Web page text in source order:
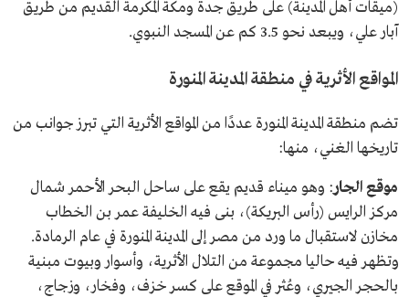
(ميقات أهل المدينة) على طريق جدة ومكة المكرمة القديم من طريق
آبار علي، ويبعد نحو 3.5 كم عن المسجد النبوي.
المواقع الأثرية في منطقة المدينة المنورة
تضم منطقة المدينة المنورة عددًا من المواقع الأثرية التي تبرز جوانب من
تاريخها الغني، منها:
موقع الجار: وهو ميناء قديم يقع على ساحل البحر الأحمر شمال
مركز الرايس (رأس البريكة)، بنى فيه الخليفة عمر بن الخطاب
مخازن لاستقبال ما ورد من مصر إلى المدينة المنورة في عام الرمادة.
وتظهر فيه حاليا مجموعة من التلال الأثرية، وأسوار وبيوت مبنية
بالحجر الجيري، وعُثر في الموقع على كسر خزف، وفخار، وزجاج،